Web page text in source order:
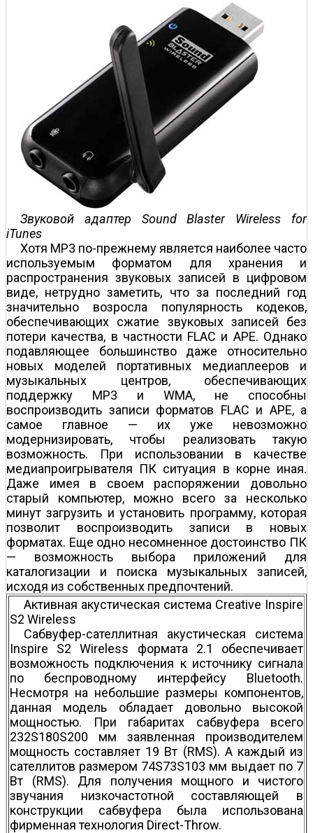
Звуковой адаптер Sound Blaster Wireless for
iTunes
Хотя МР3 по-прежнему является наиболее часто
используемым форматом для хранения и
распространения звуковых записей в цифровом
виде, нетрудно заметить, что за последний год
значительно возросла популярность кодеков,
обеспечивающих сжатие звуковых записей без
потери качества, в частности FLAC и APE. Однако
подавляющее большинство даже относительно
новых моделей портативных медиаплееров и
музыкальных центров, обеспечивающих
поддержку МР3 и WMA, не способны
воспроизводить записи форматов FLAC и APE, а
самое главное — их уже невозможно
модернизировать, чтобы реализовать такую
возможность. При использовании в качестве
медиапроигрывателя ПК ситуация в корне иная.
Даже имея в своем распоряжении довольно
старый компьютер, можно всего за несколько
минут загрузить и установить программу, которая
позволит воспроизводить записи в новых
форматах. Еще одно несомненное достоинство ПК
— возможность выбора приложений для
каталогизации и поиска музыкальных записей,
исходя из собственных предпочтений.
Активная акустическая система Creative Inspire
S2 Wireless
Сабвуфер-сателлитная акустическая система
Inspire S2 Wireless формата 2.1 обеспечивает
возможность подключения к источнику сигнала
по беспроводному интерфейсу Bluetooth.
Несмотря на небольшие размеры компонентов,
данная модель обладает довольно высокой
мощностью. При габаритах сабвуфера всего
232Ѕ180Ѕ200 мм заявленная производителем
мощность составляет 19 Вт (RMS). А каждый из
сателлитов размером 74Ѕ73Ѕ103 мм выдает по 7
Вт (RMS). Для получения мощного и чис­того
звучания низкочастотной составляющей в
конструкции сабвуфера была использована
фирменная технология Direct-Throw.